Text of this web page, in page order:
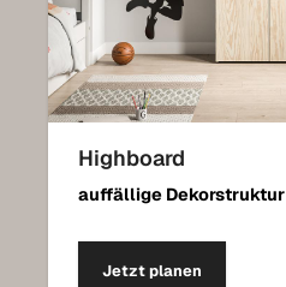
Highboard
auffällige Dekorstruktur
Jetzt planen